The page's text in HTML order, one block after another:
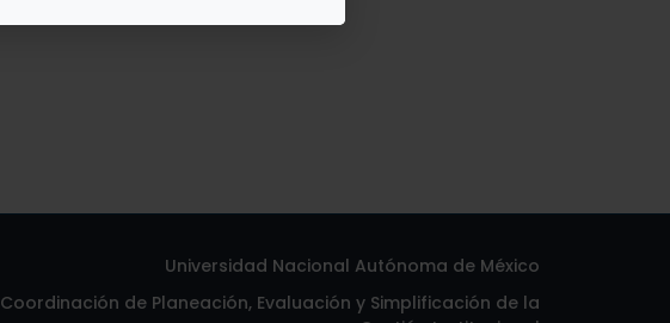
Universidad Nacional Autónoma de México
Coordinación de Planeación, Evaluación y Simplificación de la